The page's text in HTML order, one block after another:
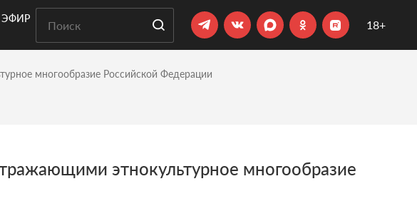
ЭФИР 18+
многообразие Российской Федерации
этнокультурное многообразие